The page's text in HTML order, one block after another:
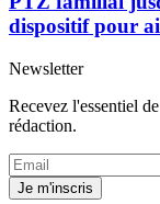
dispositif pour
Newsletter
Recevez l'essentiel
rédaction.
Je m'inscris